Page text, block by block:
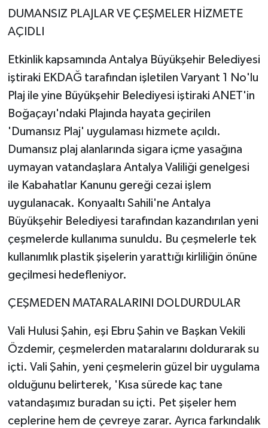
DUMANSIZ PLAJLAR VE ÇEŞMELER HİZMETE
AÇIDLI
Etkinlik kapsamında Antalya Büyükşehir Belediyesi
iştiraki EKDAĞ tarafından işletilen Varyant 1 No'lu
Plaj ile yine Büyükşehir Belediyesi iştiraki ANET'in
Boğaçayı'ndaki Plajında hayata geçirilen
'Dumansız Plaj' uygulaması hizmete açıldı.
Dumansız plaj alanlarında sigara içme yasağına
uymayan vatandaşlara Antalya Valiliği genelgesi
ile Kabahatlar Kanunu gereği cezai işlem
uygulanacak. Konyaaltı Sahili'ne Antalya
Büyükşehir Belediyesi tarafından kazandırılan yeni
çeşmelerde kullanıma sunuldu. Bu çeşmelerle tek
kullanımlık plastik şişelerin yarattığı kirliliğin önüne
geçilmesi hedefleniyor.
ÇEŞMEDEN MATARALARINI DOLDURDULAR
Vali Hulusi Şahin, eşi Ebru Şahin ve Başkan Vekili
Özdemir, çeşmelerden mataralarını doldurarak su
içti. Vali Şahin, yeni çeşmelerin güzel bir uygulama
olduğunu belirterek, 'Kısa sürede kaç tane
vatandaşımız buradan su içti. Pet şişeler hem
ceplerine hem de çevreye zarar. Ayrıca farkındalık